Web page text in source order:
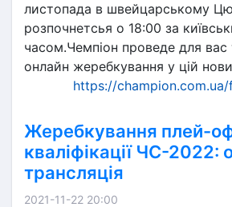
листопада в швейцарському
розпочнетсья о 18:00 за
часом.Чемпіон проведе для вас
онлайн жеребкування у цій
https://champion.com.ua/
Жеребкування плей-
кваліфікації ЧС-2022:
трансляція
2021-11-22 20:00